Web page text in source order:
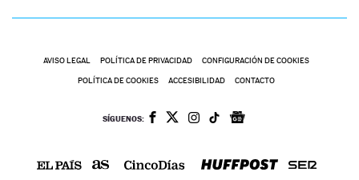
AVISO LEGAL POLÍTICA DE PRIVACIDAD CONFIGURACIÓN DE COOKIES
POLÍTICA DE COOKIES ACCESIBILIDAD CONTACTO
SÍGUENOS: